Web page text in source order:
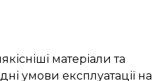
матеріали та
умови експлуатації на